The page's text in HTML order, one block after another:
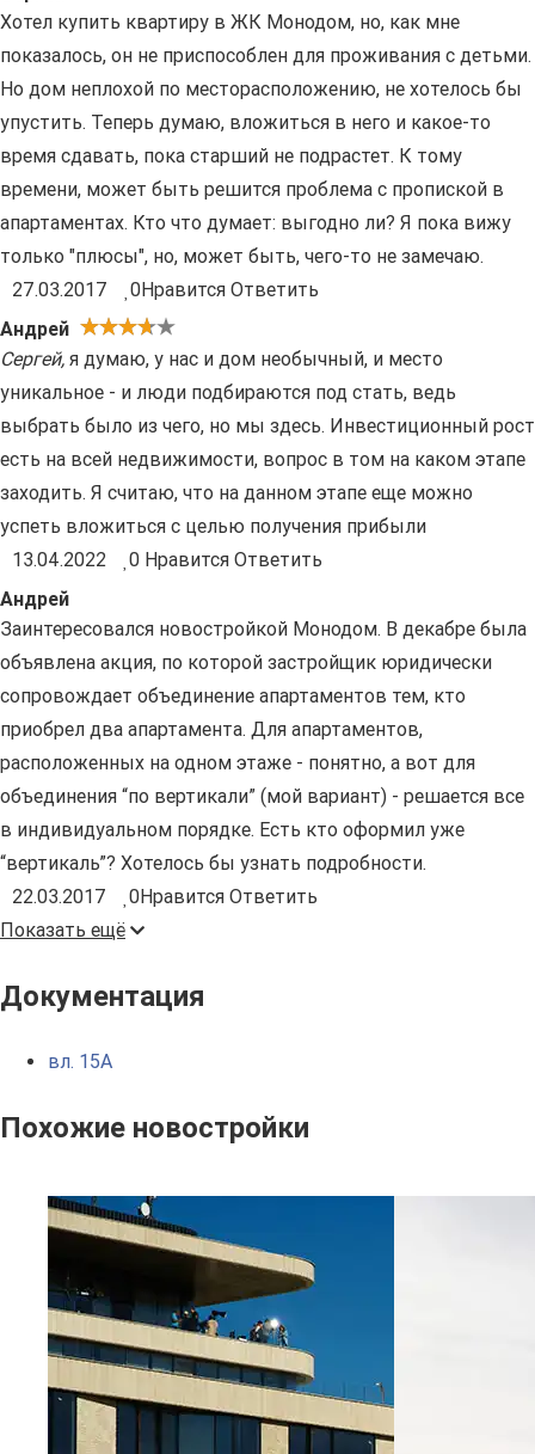
Хотел купить квартиру в ЖК Монодом, но, как мне
показалось, он не приспособлен для проживания с детьми.
Но дом неплохой по месторасположению, не хотелось бы
упустить. Теперь думаю, вложиться в него и какое-то
время сдавать, пока старший не подрастет. К тому
времени, может быть решится проблема с пропиской в
апартаментах. Кто что думает: выгодно ли? Я пока вижу
только "плюсы", но, может быть, чего-то не замечаю.
27.03.2017
0Нравится Ответить
Андрей
Сергей, я думаю, у нас и дом необычный, и место
уникальное - и люди подбираются под стать, ведь
выбрать было из чего, но мы здесь. Инвестиционный рост
есть на всей недвижимости, вопрос в том на каком этапе
заходить. Я считаю, что на данном этапе еще можно
успеть вложиться с целью получения прибыли
13.04.2022
0 Нравится Ответить
Андрей
Заинтересовался новостройкой Монодом. В декабре была
объявлена акция, по которой застройщик юридически
сопровождает объединение апартаментов тем, кто
приобрел два апартамента. Для апартаментов,
расположенных на одном этаже - понятно, а вот для
объединения “по вертикали” (мой вариант) - решается все
в индивидуальном порядке. Есть кто оформил уже
“вертикаль”? Хотелось бы узнать подробности.
22.03.2017
0Нравится Ответить
Показать ещё
Документация
вл. 15А
Похожие новостройки